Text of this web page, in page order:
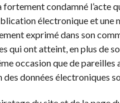
condamné l’acte
électronique et
exprimé dans son
qui ont atteint, en plus de
occasion que de
données électroniques